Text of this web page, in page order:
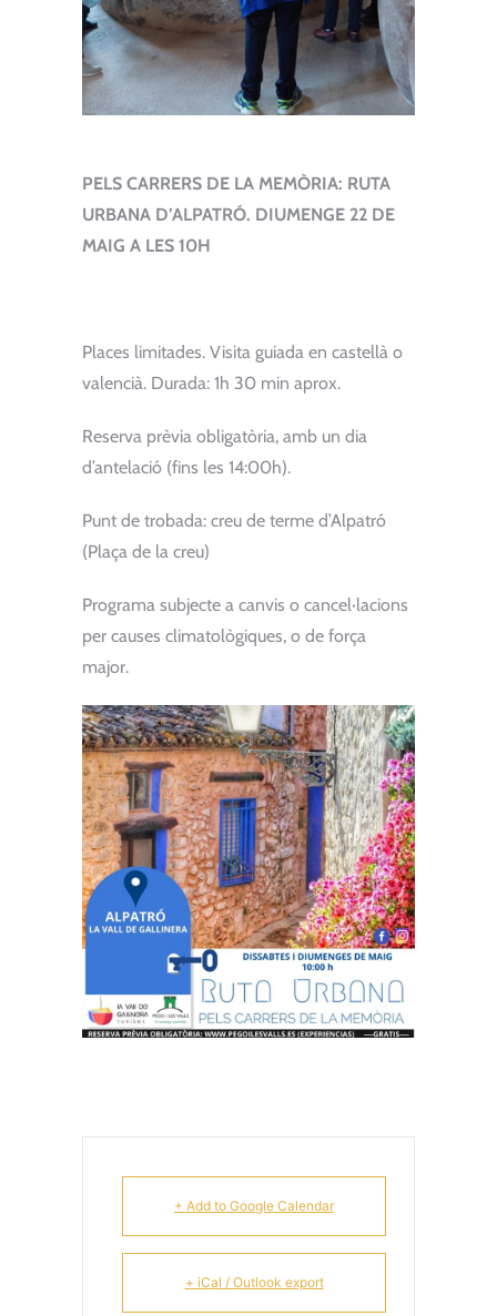
PELS CARRERS DE LA MEMÒRIA: RUTA
URBANA D’ALPATRÓ. DIUMENGE 22 DE
MAIG A LES 10H
Places limitades. Visita guiada en castellà o
valencià. Durada: 1h 30 min aprox.
Reserva prèvia obligatòria, amb un dia
d’antelació (fins les 14:00h).
Punt de trobada: creu de terme d’Alpatró
(Plaça de la creu)
Programa subjecte a canvis o cancel·lacions
per causes climatològiques, o de força
major.
+ Add to Google Calendar
+ iCal / Outlook export